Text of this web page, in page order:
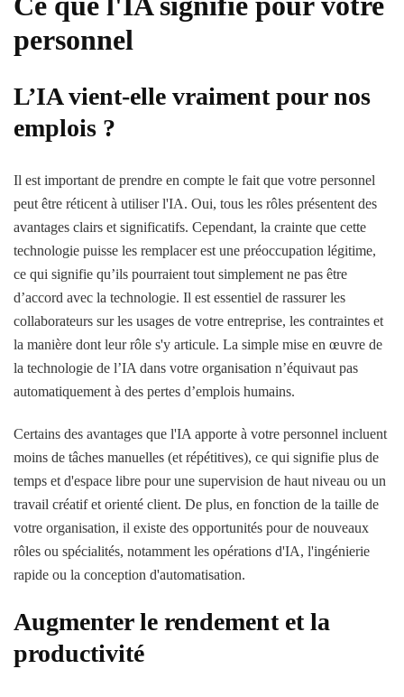
personnel
L’IA vient-elle vraiment pour nos
emplois ?
Il est important de prendre en compte le fait que votre personnel
peut être réticent à utiliser l'IA. Oui, tous les rôles présentent des
avantages clairs et significatifs. Cependant, la crainte que cette
technologie puisse les remplacer est une préoccupation légitime,
ce qui signifie qu’ils pourraient tout simplement ne pas être
d’accord avec la technologie. Il est essentiel de rassurer les
collaborateurs sur les usages de votre entreprise, les contraintes et
la manière dont leur rôle s'y articule. La simple mise en œuvre de
la technologie de l’IA dans votre organisation n’équivaut pas
automatiquement à des pertes d’emplois humains.
Certains des avantages que l'IA apporte à votre personnel incluent
moins de tâches manuelles (et répétitives), ce qui signifie plus de
temps et d'espace libre pour une supervision de haut niveau ou un
travail créatif et orienté client. De plus, en fonction de la taille de
votre organisation, il existe des opportunités pour de nouveaux
rôles ou spécialités, notamment les opérations d'IA, l'ingénierie
rapide ou la conception d'automatisation.
Augmenter le rendement et la
productivité